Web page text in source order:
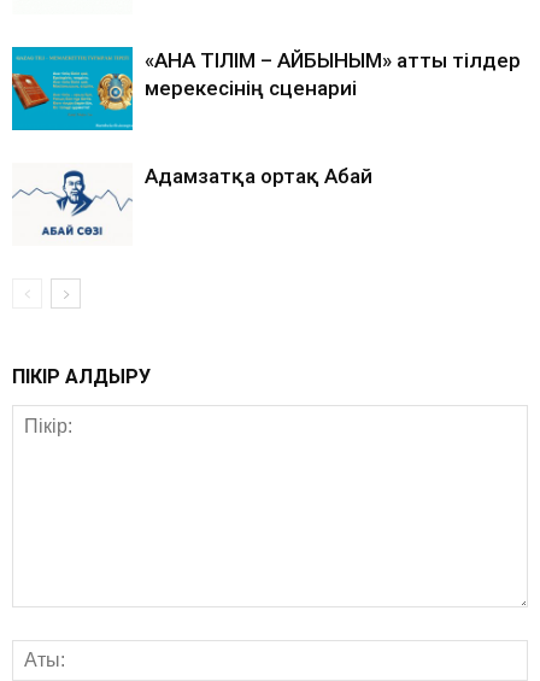
«АНА ТІЛІМ – АЙБЫНЫМ» атты тілдер
мерекесінің сценариі
Адамзатқа ортақ Абай
ПІКІР ҚАЛДЫРУ